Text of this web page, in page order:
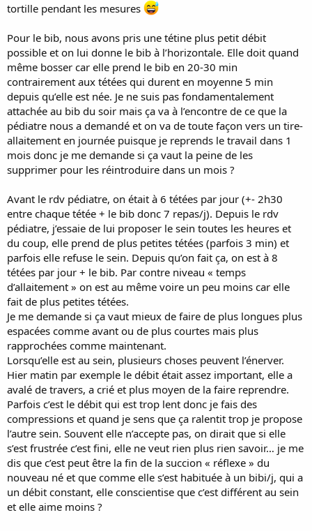
tortille pendant les mesures
Pour le bib, nous avons pris une tétine plus petit débit
possible et on lui donne le bib à l’horizontale. Elle doit quand
même bosser car elle prend le bib en 20-30 min
contrairement aux tétées qui durent en moyenne 5 min
depuis qu’elle est née. Je ne suis pas fondamentalement
attachée au bib du soir mais ça va à l’encontre de ce que la
pédiatre nous a demandé et on va de toute façon vers un tire-
allaitement en journée puisque je reprends le travail dans 1
mois donc je me demande si ça vaut la peine de les
supprimer pour les réintroduire dans un mois ?
Avant le rdv pédiatre, on était à 6 tétées par jour (+- 2h30
entre chaque tétée + le bib donc 7 repas/j). Depuis le rdv
pédiatre, j’essaie de lui proposer le sein toutes les heures et
du coup, elle prend de plus petites tétées (parfois 3 min) et
parfois elle refuse le sein. Depuis qu’on fait ça, on est à 8
tétées par jour + le bib. Par contre niveau « temps
d’allaitement » on est au même voire un peu moins car elle
fait de plus petites tétées.
Je me demande si ça vaut mieux de faire de plus longues plus
espacées comme avant ou de plus courtes mais plus
rapprochées comme maintenant.
Lorsqu’elle est au sein, plusieurs choses peuvent l’énerver.
Hier matin par exemple le débit était assez important, elle a
avalé de travers, a crié et plus moyen de la faire reprendre.
Parfois c’est le débit qui est trop lent donc je fais des
compressions et quand je sens que ça ralentit trop je propose
l’autre sein. Souvent elle n’accepte pas, on dirait que si elle
s’est frustrée c’est fini, elle ne veut rien plus rien savoir… je me
dis que c’est peut être la fin de la succion « réflexe » du
nouveau né et que comme elle s’est habituée à un bibi/j, qui a
un débit constant, elle conscientise que c’est différent au sein
et elle aime moins ?